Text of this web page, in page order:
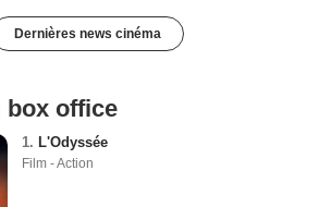
Dernières news cinéma
box office
1. L'Odyssée
Film - Action